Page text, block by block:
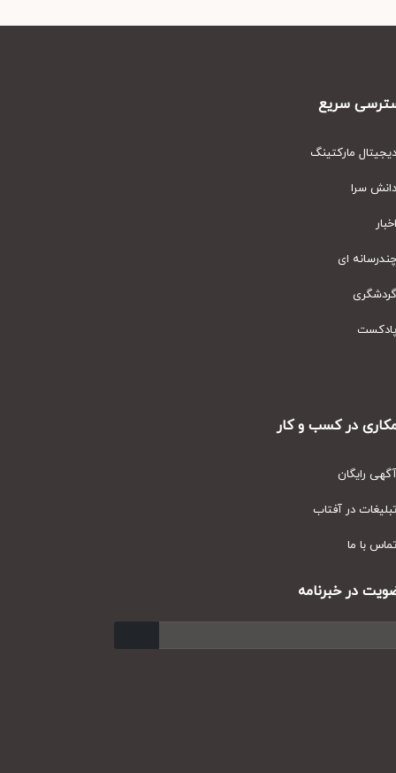
سریع
مارکتینگ
سرا
ای
در کسب و کار
رایگان
در آفتاب
با ما
در خبرنامه